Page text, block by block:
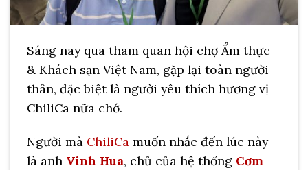
Sáng nay qua tham quan hội chợ Ẩm thực
& Khách sạn Việt Nam, gặp lại toàn người
thân, đặc biệt là người yêu thích hương vị
ChiliCa nữa chớ.
Người mà ChiliCa muốn nhắc đến lúc này
là anh Vinh Hua, chủ của hệ thống Cơm